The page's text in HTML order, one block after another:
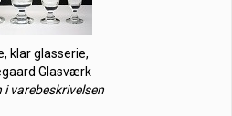
klar glasserie,
Glasværk
i varebeskrivelsen